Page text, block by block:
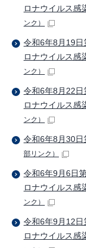
ロナウイルス感
ンク）
令和6年8月19日
ロナウイルス感
ンク）
令和6年8月22日
ロナウイルス感
ンク）
令和6年8月30日
部リンク）
令和6年9月6日
ロナウイルス感
ンク）
令和6年9月12日
ロナウイルス感